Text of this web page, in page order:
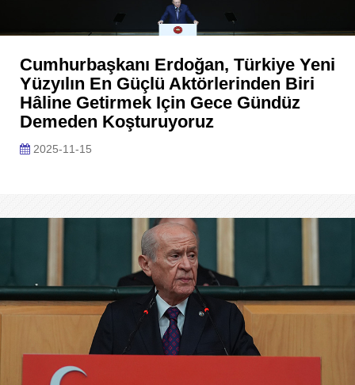
Cumhurbaşkanı Erdoğan, Türkiye Yeni
Yüzyılın En Güçlü Aktörlerinden Biri
Hâline Getirmek Için Gece Gündüz
Demeden Koşturuyoruz
2025-11-15